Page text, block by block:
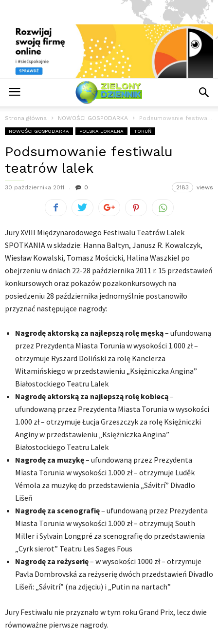
Strona główna NOWOŚCI GOSPODARKA Podsumowanie festiwalu teatrów lalek
NOWOŚCI GOSPODARKA POLSKA LOKALNA TORUŃ
Podsumowanie festiwalu
teatrów lalek
30 października 2011 0 2183 views
Jury XVIII Międzynarodowego Festiwalu Teatrów Lalek
SPOTKANIA w składzie: Hanna Baltyn, Janusz R. Kowalczyk,
Wiesław Kowalski, Tomasz Mościcki, Halina Waszkiel po
obejrzeniu w dniach 22-28 października 2011 r. 15 przedstawień
konkursowych oraz pokazów pozakonkursowych na
posiedzeniu 28 października jednomyślnie postanowiło
przyznać następujące nagrody:
Nagrodę aktorską za najlepszą rolę męską– ufundowaną
przez Prezydenta Miasta Torunia w wysokości 1.000 zł –
otrzymuje Ryszard Doliński za rolę Kanclerza
Witamińskiego w przedstawieniu „Księżniczka Angina”
Białostockiego Teatru Lalek
Nagrodę aktorską za najlepszą rolę kobiecą–
ufundowaną przez Prezydenta Miasta Torunia w wysokości
1.000 zł – otrzymuje Łucja Grzeszczyk za rolę Księżniczki
Anginy w przedstawieniu „Księżniczka Angina”
Białostockiego Teatru Lalek
Nagrodę za muzykę– ufundowaną przez Prezydenta
Miasta Torunia w wysokości 1.000 zł – otrzymuje Luděk
Vémola za muzykę do przedstawienia „Sávitrí” Divadlo
Lišeň
Nagrodę za scenografię– ufundowaną przez Prezydenta
Miasta Torunia w wysokości 1.000 zł – otrzymują South
Miller i Sylvain Longpré za scenografię do przedstawienia
„Cyrk sierot” Teatru Les Sages Fous
Nagrodę za reżyserię– w wysokości 1000 zł – otrzymuje
Pavla Dombrovská za reżyserię dwóch przedstawień Divadlo
Lišeň: „Sávitrí” (na zdjęciu) i „Putin na nartach”
Jury Festiwalu nie przyznało w tym roku Grand Prix, lecz dwie
równoważne pierwsze nagrody.